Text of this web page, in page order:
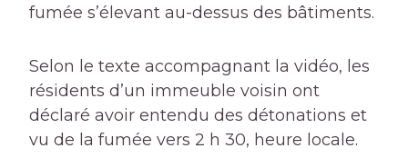
fumée s’élevant au-dessus des bâtiments.
Selon le texte accompagnant la vidéo, les
résidents d’un immeuble voisin ont
déclaré avoir entendu des détonations et
vu de la fumée vers 2 h 30, heure locale.